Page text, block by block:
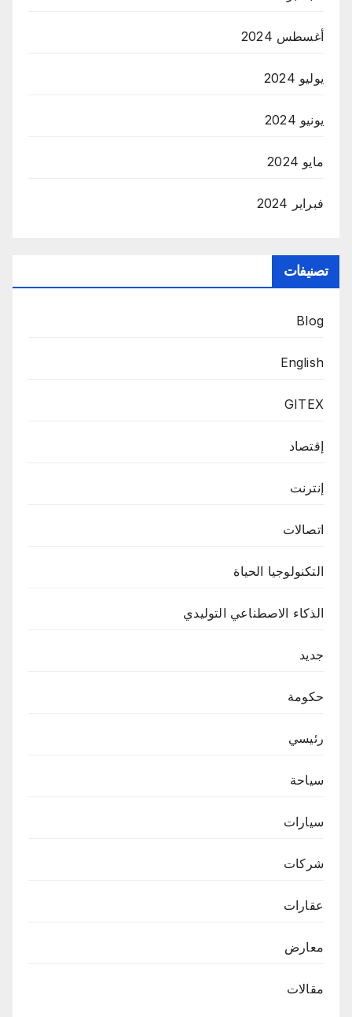
أغسطس 2024
يوليو 2024
يونيو 2024
مايو 2024
فبراير 2024
تصنيفات
Blog
English
GITEX
إقتصاد
إنترنت
اتصالات
التكنولوجيا الحياة
الذكاء الاصطناعي التوليدي
جديد
حكومة
رئيسي
سياحة
سيارات
شركات
عقارات
معارض
مقالات